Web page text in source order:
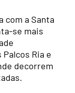
com a Santa
se mais
Ria e
decorrem